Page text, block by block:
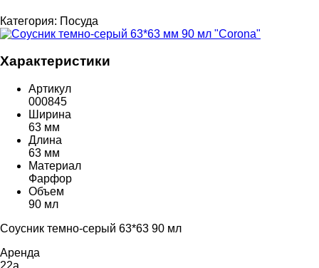
Категория: Посуда
Характеристики
Артикул
000845
Ширина
63 мм
Длина
63 мм
Материал
Фарфор
Объем
90 мл
Соусник темно-серый 63*63 90 мл
Аренда
22a